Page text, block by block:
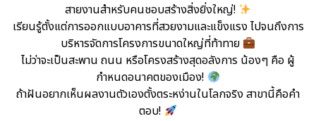
สายงานสำหรับคนชอบสร้างสิ่งยิ่งใหญ่!
เรียนรู้ตั้งแต่การออกแบบอาคารที่สวยงามและแข็งแรง ไปจนถึงการ
บริหารจัดการโครงการขนาดใหญ่ที่ท้าทาย
ไม่ว่าจะเป็นสะพาน ถนน หรือโครงสร้างสุดอลังการ น้องๆ คือ ผู้
กำหนดอนาคตของเมือง!
ถ้าฝันอยากเห็นผลงานตัวเองตั้งตระหง่านในโลกจริง สาขานี้คือคำ
ตอบ!